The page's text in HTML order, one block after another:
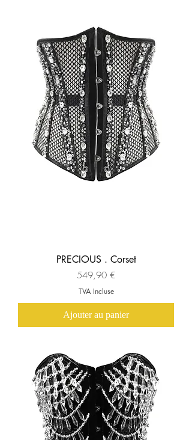
PRECIOUS . Corset
Prix
549,90 €
TVA Incluse
Ajouter au panier